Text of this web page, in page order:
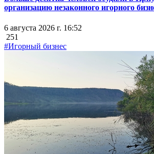
организацию незаконного игорного
6 августа 2026 г. 16:52
251
#Игорный бизнес